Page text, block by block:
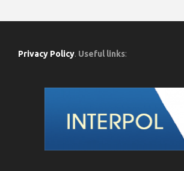
Privacy Policy. Useful links: